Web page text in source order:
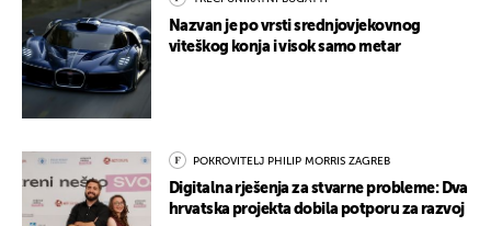
Nazvan je po vrsti srednjovjekovnog
viteškog konja i visok samo metar
POKROVITELJ PHILIP MORRIS ZAGREB
Digitalna rješenja za stvarne probleme: Dva
hrvatska projekta dobila potporu za razvoj